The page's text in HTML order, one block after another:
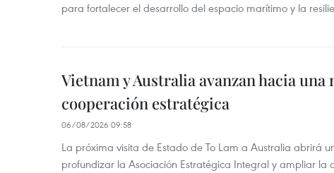
para fortalecer el desarrollo del espacio marítimo y la
Vietnam y Australia avanzan hacia una
cooperación estratégica
06/08/2026 09:58
La próxima visita de Estado de To Lam a Australia abrirá
profundizar la Asociación Estratégica Integral y ampliar la